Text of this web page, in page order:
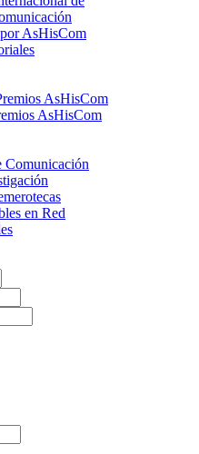
AsHisCom
AsHisCom
AsHisCom
Comunicación
en Red